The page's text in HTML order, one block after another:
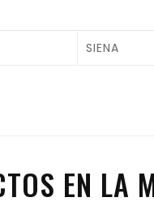
SIENA
EN LA